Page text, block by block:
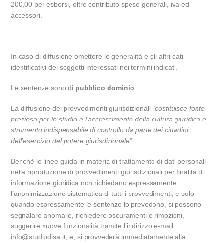
200,00 per esborsi, oltre contributo spese generali, iva ed
accessori.
In caso di diffusione omettere le generalità e gli altri dati
identificativi dei soggetti interessati nei termini indicati.
Le sentenze sono di pubblico dominio
La diffusione dei provvedimenti giurisdizionali “costituisce fonte
preziosa per lo studio e l’accrescimento della cultura giuridica e
strumento indispensabile di controllo da parte dei cittadini
dell’esercizio del potere giurisdizionale”
Benchè le linee guida in materia di trattamento di dati personali
nella riproduzione di provvedimenti giurisdizionali per finalità di
informazione giuridica non richiedano espressamente
l’anonimizzazione sistematica di tutti i provvedimenti, e solo
quando espressamente le sentenze lo prevedono, si possono
segnalare anomalie, richiedere oscuramenti e rimozioni,
suggerire nuove funzionalità tramite l’indirizzo e-mail
info@studiodisa.it, e, si provvederà immediatamente alla